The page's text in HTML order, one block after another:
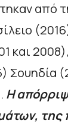
από
και
Σουηδία
Η
της